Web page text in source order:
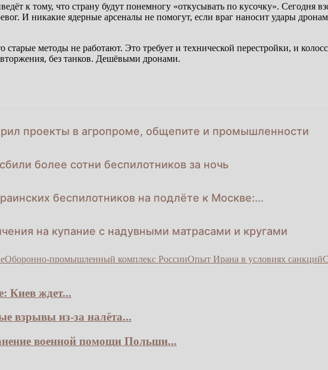
к тому, что страну будут понемногу «откусывать по кусочку». Сегодня
И никакие ядерные арсеналы не помогут, если враг наносит удары
методы не работают. Это требует и технической перестройки, и
вторжения, без танков. Дешёвыми дронами.
проекты в агропроме, общепите и промышленности
более сотни беспилотников за ночь
беспилотников на подлёте к Москве:…
на купание с надувными матрасами и кругами
Оборонно-промышленный комплекс РоссииОпыт Ирана в условиях санкций
Киев ждет...
взрывы из-за налёта...
военной помощи Польши...